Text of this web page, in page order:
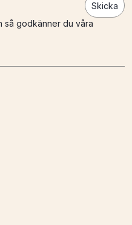
Skicka
så godkänner du våra